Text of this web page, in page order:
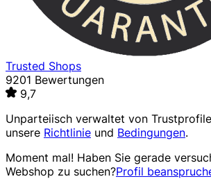
Trusted Shops
9201 Bewertungen
9,7
Unparteiisch verwaltet von Trustprofile
unsere Richtlinie und Bedingungen.
Moment mal! Haben Sie gerade
Webshop zu suchen?Profil